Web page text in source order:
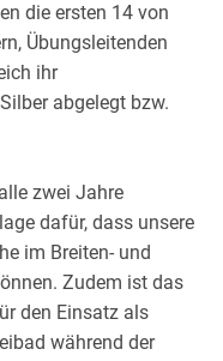
die ersten 14 von
Übungsleitenden
ihr
abgelegt bzw.
zwei Jahre
dafür, dass unsere
im Breiten- und
Zudem ist das
den Einsatz als
während der